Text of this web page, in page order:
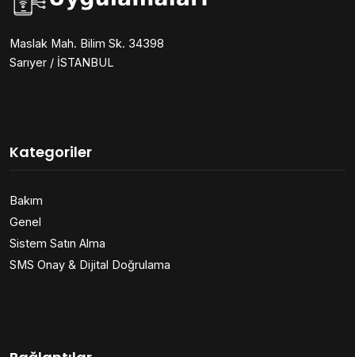
Maslak Mah. Bilim Sk. 34398
Sarıyer / İSTANBUL
Kategoriler
Bakım
Genel
Sistem Satın Alma
SMS Onay & Dijital Doğrulama